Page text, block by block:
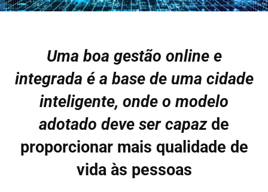
Uma boa gestão online e
integrada é a base de uma cidade
inteligente, onde o modelo
adotado deve ser capazde
proporcionar mais qualidade de
vida às pessoas